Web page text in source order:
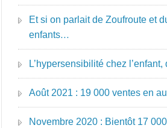
Et si on parlait de Zoufroute et
enfants…
L’hypersensibilité chez l’enfant,
Août 2021 : 19 000 ventes en
Novembre 2020 : Bientôt 17